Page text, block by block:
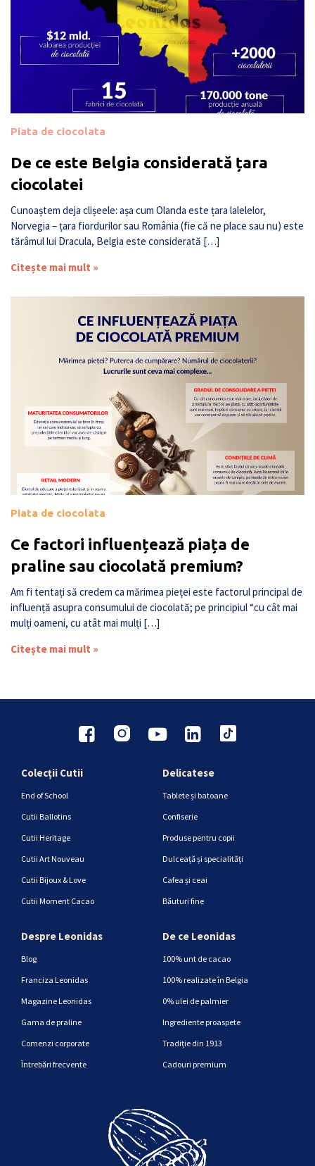
Piata de ciocolata
De ce este Belgia considerată țara
ciocolatei
Cunoaștem deja clișeele: așa cum Olanda este țara lalelelor,
Norvegia – țara fiordurilor sau România (fie că ne place sau nu) este
tărâmul lui Dracula, Belgia este considerată […]
Citește mai mult »
Piata de ciocolata
Ce factori influențează piața de
praline sau ciocolată premium?
Am fi tentați să credem ca mărimea pieței este factorul principal de
influență asupra consumului de ciocolată; pe principiul “cu cât mai
mulți oameni, cu atât mai mulți […]
Citește mai mult »
Colecții Cutii
End of School
Cutii Ballotins
Cutii Heritage
Cutii Art Nouveau
Cutii Bijoux & Love
Cutii Moment Cacao
Delicatese
Tablete și batoane
Confiserie
Produse pentru copii
Dulceață și specialități
Cafea și ceai
Băuturi fine
Despre Leonidas
Blog
Franciza Leonidas
Magazine Leonidas
Gama de praline
Comenzi corporate
Întrebări frecvente
De ce Leonidas
100% unt de cacao
100% realizate în Belgia
0% ulei de palmier
Ingrediente proaspete
Tradiție din 1913
Cadouri premium